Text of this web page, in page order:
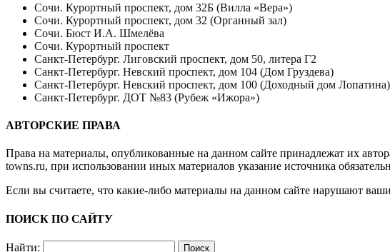
Сочи. Курортный проспект, дом 32Б (Вилла «Вера»)
Сочи. Курортный проспект, дом 32 (Органный зал)
Сочи. Бюст И.А. Шмелёва
Сочи. Курортный проспект
Санкт-Петербург. Лиговский проспект, дом 50, литера Г2
Санкт-Петербург. Невский проспект, дом 104 (Дом Груздева)
Санкт-Петербург. Невский проспект, дом 100 (Доходный дом Лопатина)
Санкт-Петербург. ДОТ №83 (Рубеж «Ижора»)
АВТОРСКИЕ ПРАВА
Права на материалы, опубликованные на данном сайте принадлежат их
towns.ru, при использовании иных материалов указание источника
Если вы считаете, что какие-либо материалы на данном сайте нарушают
ПОИСК ПО САЙТУ
Найти: